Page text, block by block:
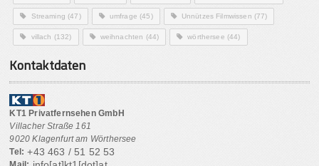
Streaming (47) umfrage (45) Unnützes Filmwissen (77)
villach (132) weihnachten (44) wörthersee (44)
Kontaktdaten
KT1 Privatfernsehen GmbH
Villacher Straße 161
9020 Klagenfurt am Wörthersee
Tel: +43 463 / 51 52 53